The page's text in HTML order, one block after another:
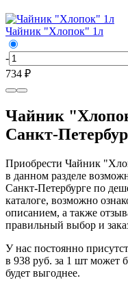
Чайник "Хлопок" 1л
-
734 ₽
Чайник
Санкт-
Приобрести Чайник
в данном разделе
Санкт-Петербурге по
каталоге, возможно
описанием, а также
правильный выбор и
У нас постоянно
в 938 руб. за 1 шт может
будет выгоднее.